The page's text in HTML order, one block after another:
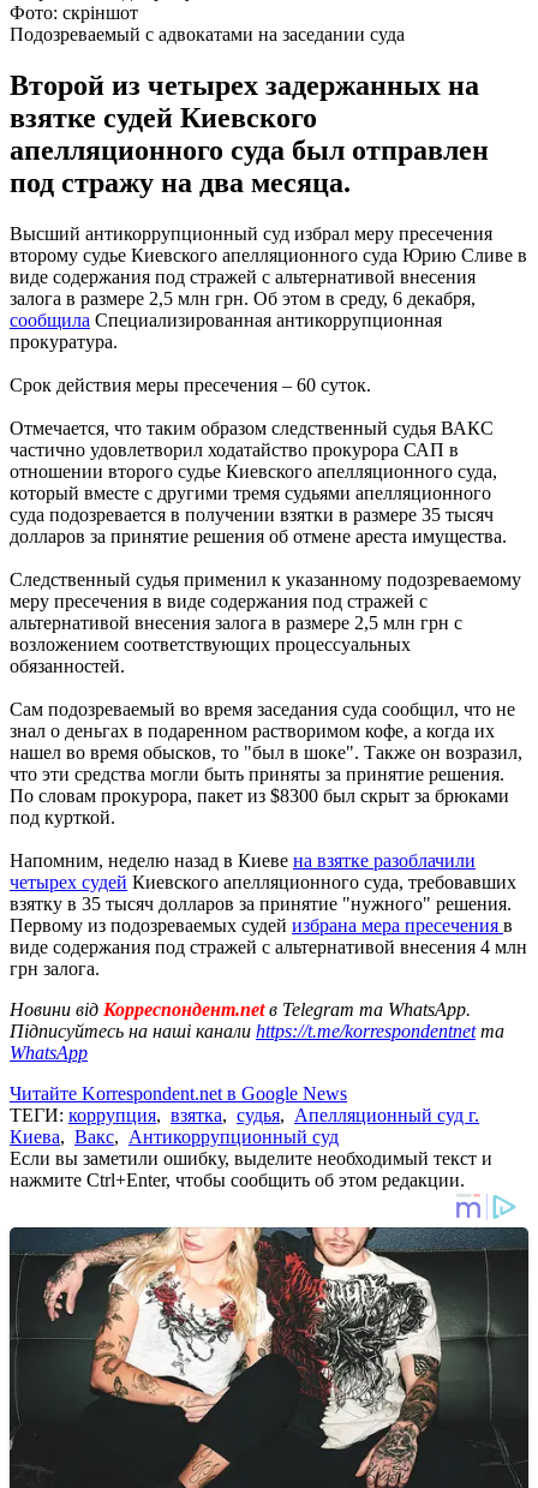
Фото: скріншот
Подозреваемый с адвокатами на заседании суда
Второй из четырех задержанных на
взятке судей Киевского
апелляционного суда был отправлен
под стражу на два месяца.
Высший антикоррупционный суд избрал меру пресечения
второму судье Киевского апелляционного суда Юрию Сливе в
виде содержания под стражей с альтернативой внесения
залога в размере 2,5 млн грн. Об этом в среду, 6 декабря,
сообщила Специализированная антикоррупционная
прокуратура.
Срок действия меры пресечения – 60 суток.
Отмечается, что таким образом следственный судья ВАКС
частично удовлетворил ходатайство прокурора САП в
отношении второго судье Киевского апелляционного суда,
который вместе с другими тремя судьями апелляционного
суда подозревается в получении взятки в размере 35 тысяч
долларов за принятие решения об отмене ареста имущества.
Следственный судья применил к указанному подозреваемому
меру пресечения в виде содержания под стражей с
альтернативой внесения залога в размере 2,5 млн грн с
возложением соответствующих процессуальных
обязанностей.
Сам подозреваемый во время заседания суда сообщил, что не
знал о деньгах в подаренном растворимом кофе, а когда их
нашел во время обысков, то "был в шоке". Также он возразил,
что эти средства могли быть приняты за принятие решения.
По словам прокурора, пакет из $8300 был скрыт за брюками
под курткой.
Напомним, неделю назад в Киеве на взятке разоблачили
четырех судей Киевского апелляционного суда, требовавших
взятку в 35 тысяч долларов за принятие "нужного" решения.
Первому из подозреваемых судей избрана мера пресечения в
виде содержания под стражей с альтернативой внесения 4 млн
грн залога.
Новини від Корреспондент.netв Telegram та WhatsApp.
Підписуйтесь на наші канали https://t.me/korrespondentnetта
WhatsApp
Читайте Korrespondent.net в Google News
ТЕГИ: коррупция, взятка, судья, Апелляционный суд г.
Киева, Вакс, Антикоррупционный суд
Если вы заметили ошибку, выделите необходимый текст и
нажмите Ctrl+Enter, чтобы сообщить об этом редакции.